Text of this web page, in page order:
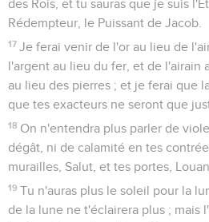
des Rois, et tu sauras que je suis
Rédempteur, le Puissant de Jacob.
17 Je ferai venir de l'or au lieu de
l'argent au lieu du fer, et de l'airain
au lieu des pierres ; et je ferai que
que tes exacteurs ne seront que
18 On n'entendra plus parler de
dégât, ni de calamité en tes
murailles, Salut, et tes portes,
19 Tu n'auras plus le soleil pour la
de la lune ne t'éclairera plus ; mais